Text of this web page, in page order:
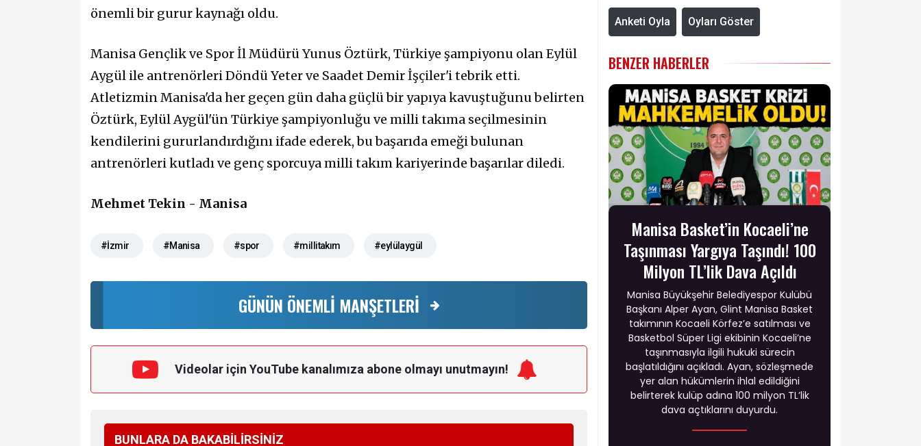
önemli bir gurur kaynağı oldu.
Manisa Gençlik ve Spor İl Müdürü Yunus Öztürk, Türkiye şampiyonu olan Eylül
Aygül ile antrenörleri Döndü Yeter ve Saadet Demir İşçiler'i tebrik etti.
Atletizmin Manisa'da her geçen gün daha güçlü bir yapıya kavuştuğunu belirten
Öztürk, Eylül Aygül'ün Türkiye şampiyonluğu ve milli takıma seçilmesinin
kendilerini gururlandırdığını ifade ederek, bu başarıda emeği bulunan
antrenörleri kutladı ve genç sporcuya milli takım kariyerinde başarılar diledi.
Mehmet Tekin - Manisa
#İzmir #Manisa #spor #millitakım #eylülaygül
GÜNÜN ÖNEMLİ MANŞETLERİ
Videolar için YouTube kanalımıza abone olmayı unutmayın!
BUNLARA DA BAKABİLİRSİNİZ
Anketi Oyla Oyları Göster
BENZER HABERLER
Manisa Basket’in Kocaeli’ne
Taşınması Yargıya Taşındı! 100
Milyon TL’lik Dava Açıldı
Manisa Büyükşehir Belediyespor Kulübü
Başkanı Alper Ayan, Glint Manisa Basket
takımının Kocaeli Körfez’e satılması ve
Basketbol Süper Ligi ekibinin Kocaeli’ne
taşınmasıyla ilgili hukuki sürecin
başlatıldığını açıkladı. Ayan, sözleşmede
yer alan hükümlerin ihlal edildiğini
belirterek kulüp adına 100 milyon TL’lik
dava açtıklarını duyurdu.